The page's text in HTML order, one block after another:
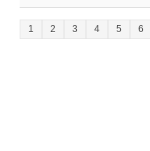
1 2 3 4 5 6